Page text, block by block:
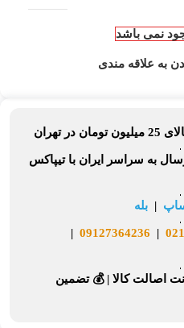
نمی باشد
به علاقه مندی
25 میلیون تومان در تهران
به سراسر ایران با تیپاکس
| بله
|
09127364236
|
اصالت کالا |💰 تضمین